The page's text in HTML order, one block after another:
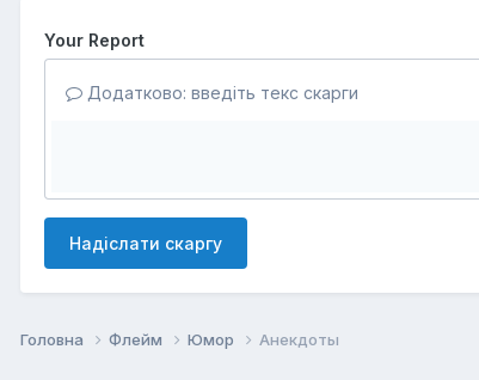
Your Report
Додатково: введіть текс скарги
Надіслати скаргу
Головна Флейм Юмор Анекдоты